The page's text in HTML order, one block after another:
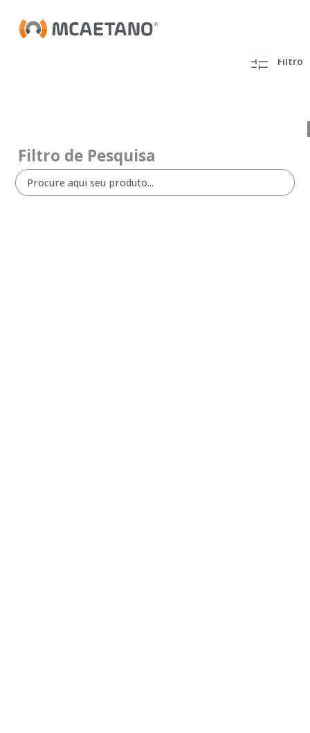
Filtro
Filtro de Pesquisa